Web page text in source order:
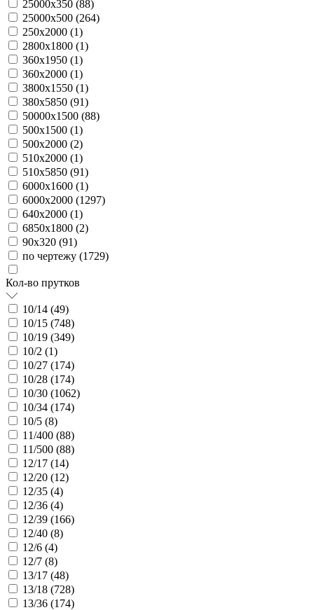
25000х350 (88)
25000х500 (264)
250х2000 (1)
2800х1800 (1)
360х1950 (1)
360х2000 (1)
3800х1550 (1)
380х5850 (91)
50000х1500 (88)
500х1500 (1)
500х2000 (2)
510х2000 (1)
510х5850 (91)
6000х1600 (1)
6000х2000 (1297)
640х2000 (1)
6850х1800 (2)
90х320 (91)
по чертежу (1729)
Кол-во прутков
10/14 (49)
10/15 (748)
10/19 (349)
10/2 (1)
10/27 (174)
10/28 (174)
10/30 (1062)
10/34 (174)
10/5 (8)
11/400 (88)
11/500 (88)
12/17 (14)
12/20 (12)
12/35 (4)
12/36 (4)
12/39 (166)
12/40 (8)
12/6 (4)
12/7 (8)
13/17 (48)
13/18 (728)
13/36 (174)